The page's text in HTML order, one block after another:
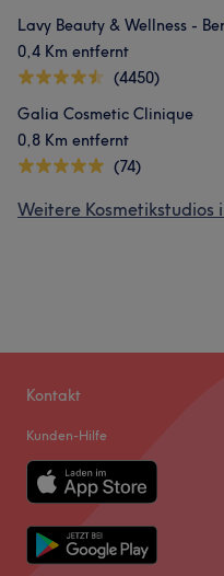
Was unsere Kunden über
Lavy Beauty & Wellness -
0,4 Km entfernt
(4450)
Galia Cosmetic Clinique
0,8 Km entfernt
(74)
Weitere Kosmetikstudios
Kontakt
Kunden-Hilfe